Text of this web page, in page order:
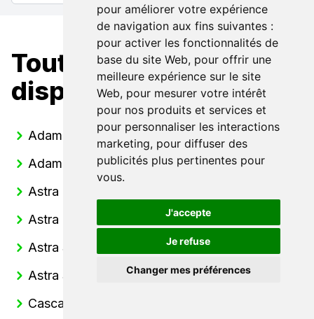
pour améliorer votre expérience
de navigation aux fins suivantes :
pour activer les fonctionnalités de
base du site Web, pour offrir une
meilleure expérience sur le site
Web, pour mesurer votre intérêt
pour nos produits et services et
pour personnaliser les interactions
marketing, pour diffuser des
publicités plus pertinentes pour
vous.
J'accepte
Je refuse
Changer mes préférences
Toutes nos Opel
disponibles
Adam
Adam Rocks
Astra
Astra Electrique
Astra Sports Tourer
Astra Sports Tourer Electrique
Cascada